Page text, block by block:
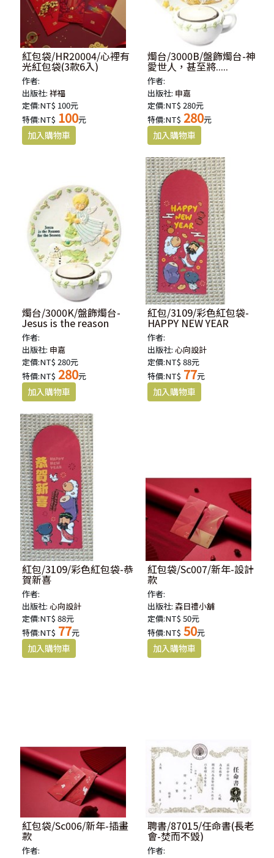
紅包袋/HR20004/心裡有
光紅包袋(3款6入)
作者:
出版社:祥福
定價:NT$ 100元
特價:NT$ 100元
燭台/3000B/盤飾燭台-神
愛世人，甚至將.....
作者:
出版社: 申嘉
定價:NT$ 280元
特價:NT$ 280元
燭台/3000K/盤飾燭台-
Jesus is the reason
作者:
出版社: 申嘉
定價:NT$ 280元
特價:NT$ 280元
紅包/3109/彩色紅包袋-
HAPPY NEW YEAR
作者:
出版社:心向設計
定價:NT$ 88元
特價:NT$ 77元
紅包/3109/彩色紅包袋-恭
賀新喜
作者:
出版社:心向設計
定價:NT$ 88元
特價:NT$ 77元
紅包袋/Sc007/新年-設計
款
作者:
出版社:森日禮小舖
定價:NT$ 50元
特價:NT$ 50元
紅包袋/Sc006/新年-插畫
款
作者:
聘書/87015/任命書(長老
會-焚而不毀)
作者: